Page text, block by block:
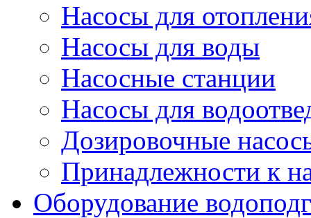
Насосы для
Насосы для воды
Насосные станции
Насосы для
Дозировочные
Принадлежности к
Оборудование